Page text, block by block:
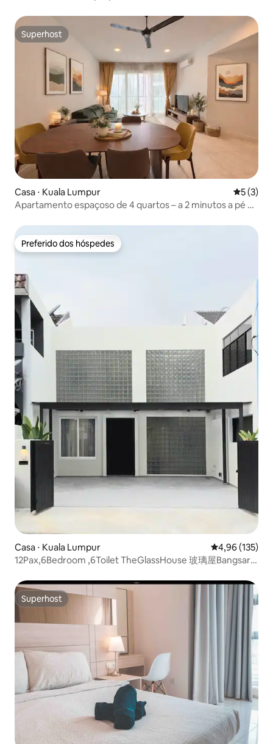
Superhost
Superhost
Casa ⋅ Kuala Lumpur 5 de
5 (3)
Apartamento espaçoso de 4 quartos – a 2 minutos a pé do
Preferido dos hóspedes
Preferido dos hóspedes
Casa ⋅ Kuala Lumpur 4,96 de uma
4,96 (135)
12Pax,6Bedroom ,6Toilet TheGlassHouse 玻璃屋Bangsar
Superhost
Superhost